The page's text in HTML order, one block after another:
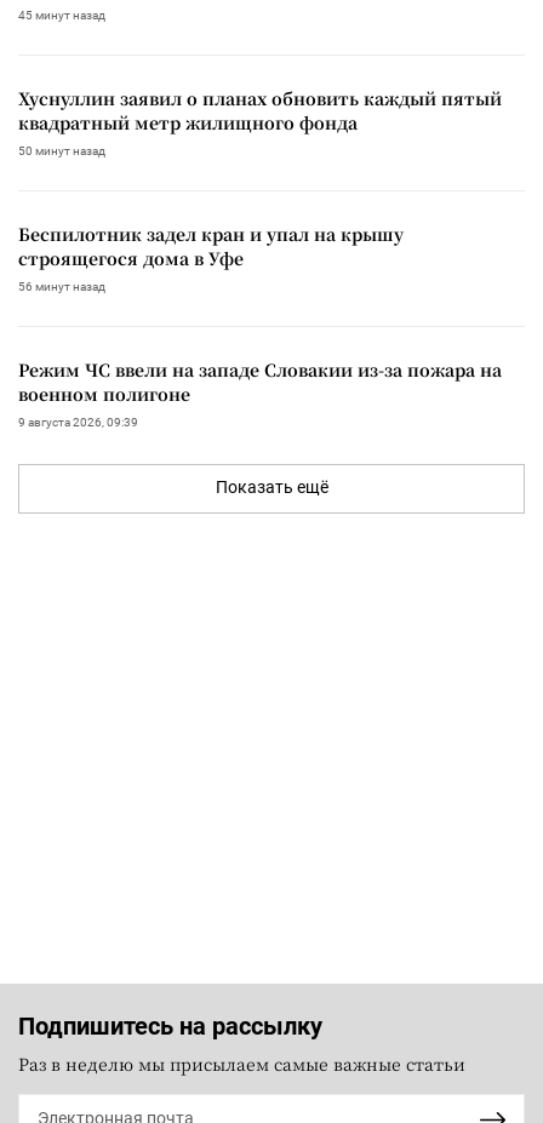
45 минут назад
Хуснуллин заявил о планах обновить каждый пятый
квадратный метр жилищного фонда
50 минут назад
Беспилотник задел кран и упал на крышу
строящегося дома в Уфе
56 минут назад
Режим ЧС ввели на западе Словакии из-за пожара на
военном полигоне
9 августа 2026, 09:39
Показать ещё
Подпишитесь на рассылку
Раз в неделю мы присылаем самые важные статьи